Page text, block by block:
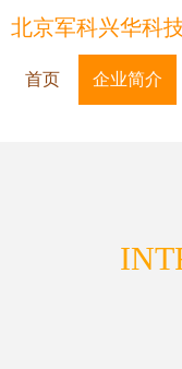
北京军科兴华科
首页 企业简介